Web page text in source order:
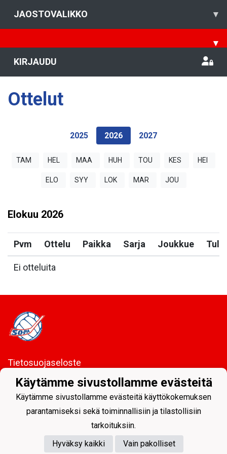
JAOSTOVALIKKO ▾
▾
KIRJAUDU
Ottelut
2025 2026 2027
TAM HEL MAA HUH TOU KES HEI
ELO SYY LOK MAR JOU
Elokuu 2026
Pvm Ottelu Paikka Sarja Joukkue
Ei otteluita
Tietosuojaseloste
Sodankylän Pallo ry - Nuorissa on tulevaisuus
Powered by
Käytämme sivustollamme evästeitä
Käytämme sivustollamme evästeitä käyttökokemuksen
parantamiseksi sekä toiminnallisiin ja tilastollisiin
tarkoituksiin.
Hyväksy kaikki
Vain pakolliset